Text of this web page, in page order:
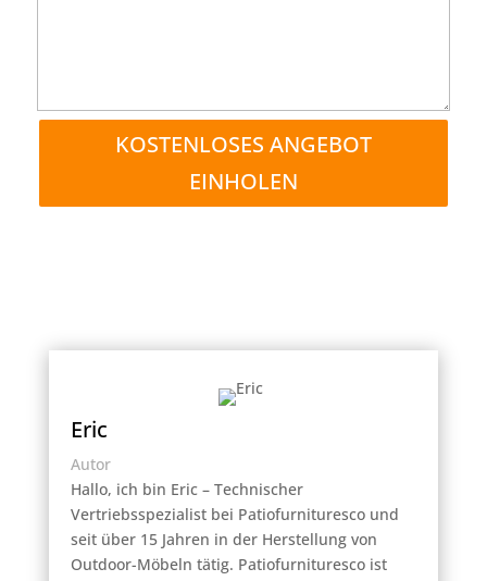
KOSTENLOSES ANGEBOT
EINHOLEN
Eric
Autor
Hallo, ich bin Eric – Technischer
Vertriebsspezialist bei Patiofurnituresco und
seit über 15 Jahren in der Herstellung von
Outdoor-Möbeln tätig. Patiofurnituresco ist